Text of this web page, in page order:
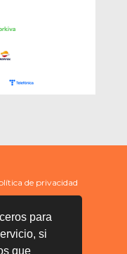
para
si
que
de privacidad